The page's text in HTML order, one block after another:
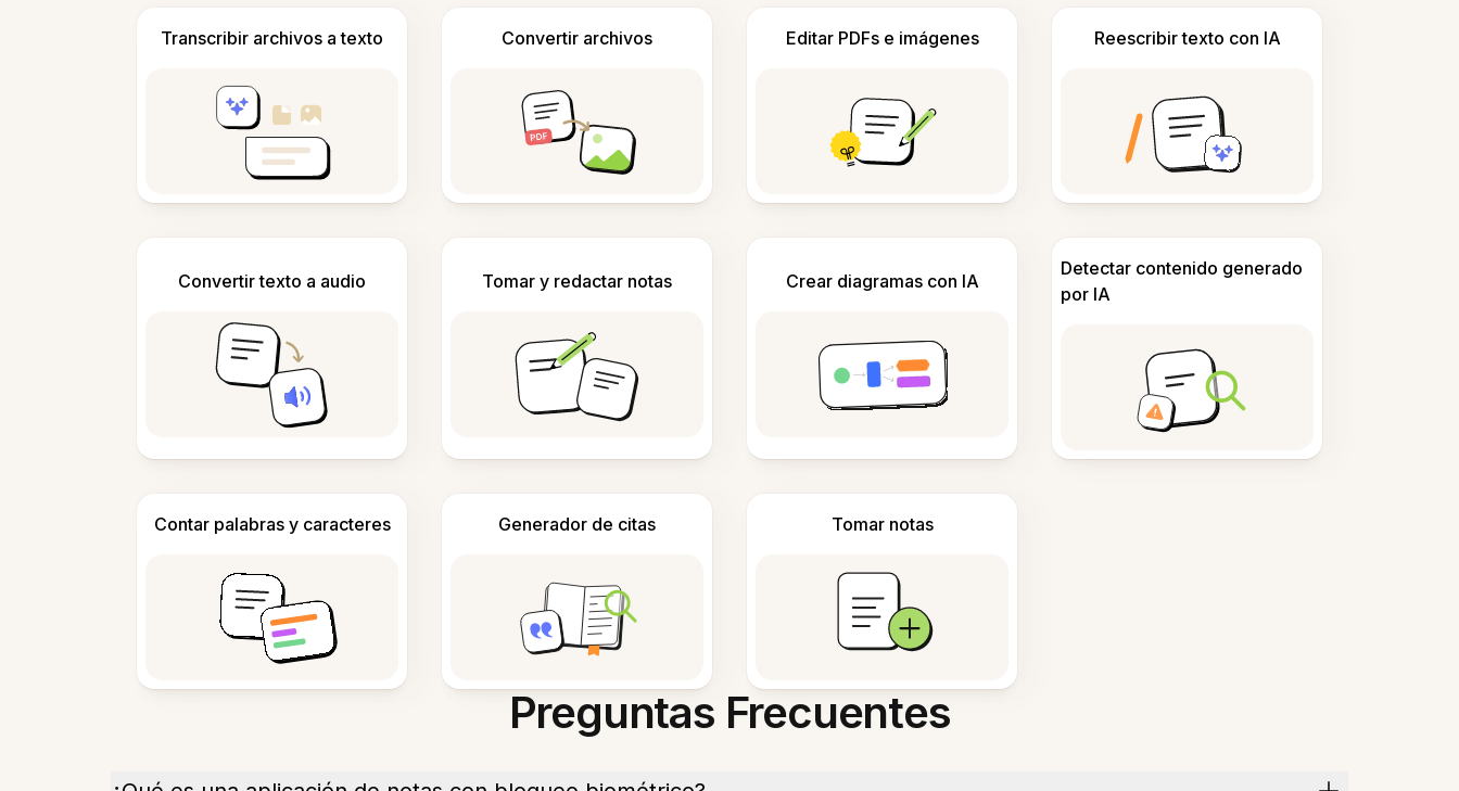
Transcribir archivos a texto Convertir archivos Editar PDFs e imágenes Reescribir texto con IA
Convertir texto a audio Tomar y redactar notas Crear diagramas con IA
Detectar contenido generado
por IA
Contar palabras y caracteres Generador de citas Tomar notas
Preguntas Frecuentes